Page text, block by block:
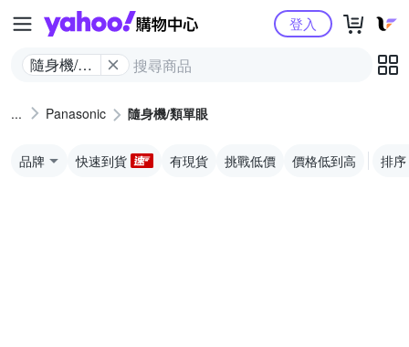
Yahoo購物中心
隨身機/類
登入
Panasonic 隨身機/類單眼
品牌 快速到貨 有現貨 挑戰低價 價格低到高 排序